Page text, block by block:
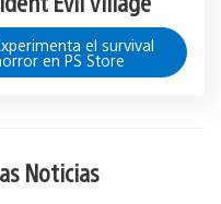
el survival
en PS Store
Noticias